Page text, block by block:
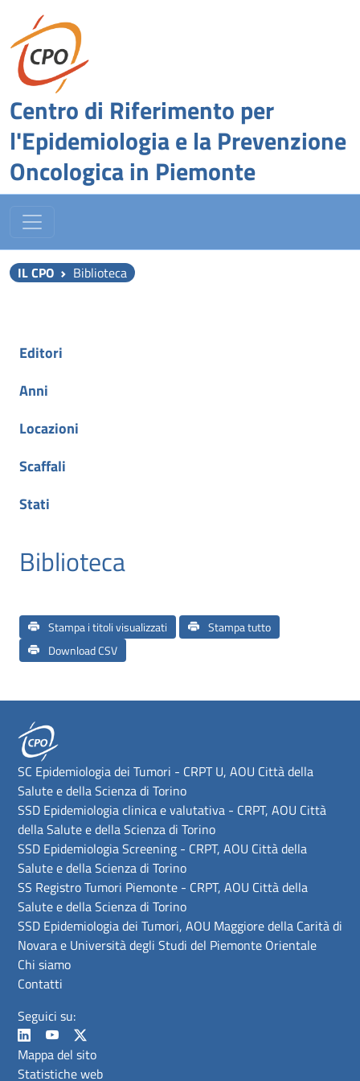
Centro di Riferimento per
l'Epidemiologia e la Prevenzione
Oncologica in Piemonte
IL CPO Biblioteca
Editori
Anni
Locazioni
Scaffali
Stati
Biblioteca
Stampa i titoli visualizzati
Stampa tutto
Download CSV
SC Epidemiologia dei Tumori - CRPT U, AOU Città della
Salute e della Scienza di Torino
SSD Epidemiologia clinica e valutativa - CRPT, AOU Città
della Salute e della Scienza di Torino
SSD Epidemiologia Screening - CRPT, AOU Città della
Salute e della Scienza di Torino
SS Registro Tumori Piemonte - CRPT, AOU Città della
Salute e della Scienza di Torino
SSD Epidemiologia dei Tumori, AOU Maggiore della Carità di
Novara e Università degli Studi del Piemonte Orientale
Chi siamo
Contatti
Seguici su:
Mappa del sito
Statistiche web